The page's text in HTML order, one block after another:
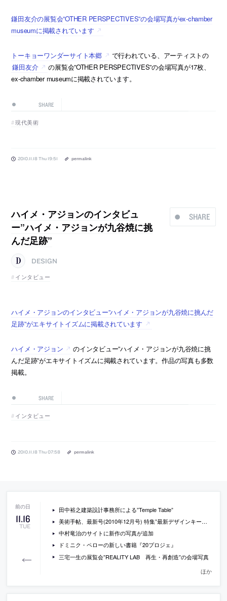
鎌田友介の展覧会”OTHER PERSPECTIVES”の会場写真がex-chamber
museumに掲載されています
トーキョーワンダーサイト本郷
で行われている、アーティストの
鎌田友介
の展覧会”OTHER PERSPECTIVES”の会場写真が17枚、
ex-chamber museumに掲載されています。
SHARE
現代美術
2010.11.18 Thu 19:51 permalink
SHARE
ハイメ・アジョンのインタビュ
ー”ハイメ・アジョンが九谷焼に挑
んだ足跡”
DESIGN
インタビュー
ハイメ・アジョンのインタビュー”ハイメ・アジョンが九谷焼に挑んだ
足跡”がエキサイトイズムに掲載されています
ハイメ・アジョン
のインタビュー”ハイメ・アジョンが九谷焼に挑
んだ足跡”がエキサイトイズムに掲載されています。作品の写真も多数
掲載。
SHARE
インタビュー
2010.11.18 Thu 07:58 permalink
11.16
TUE
田中裕之建築設計事務所による”Temple Table”
美術手帖、最新号(2010年12月号) 特集”最新デザインキーワード100″
中村竜治のサイトに新作の写真が追加
ドミニク・ペローの新しい書籍『20プロジェ』
三宅一生の展覧会”REALITY LAB 再生・再創造”の会場写真
ほか